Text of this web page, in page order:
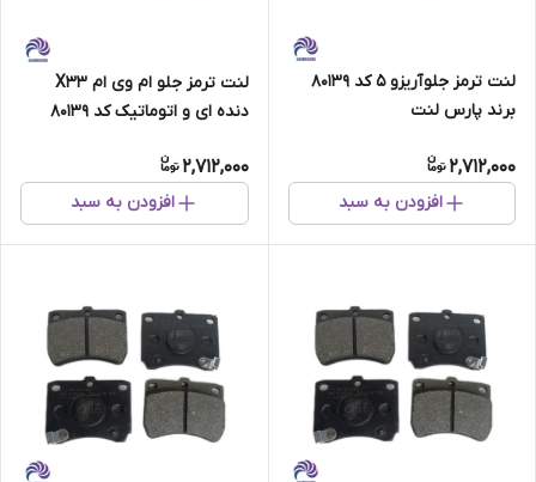
لنت ترمز جلو آریزو 5 کد 80139
برند پارس لنت
2,712,000
افزودن به سبد
لنت ترمز جلو ام وی ام X33
دنده ای و اتوماتیک کد 80139
2,712,000
افزودن به سبد